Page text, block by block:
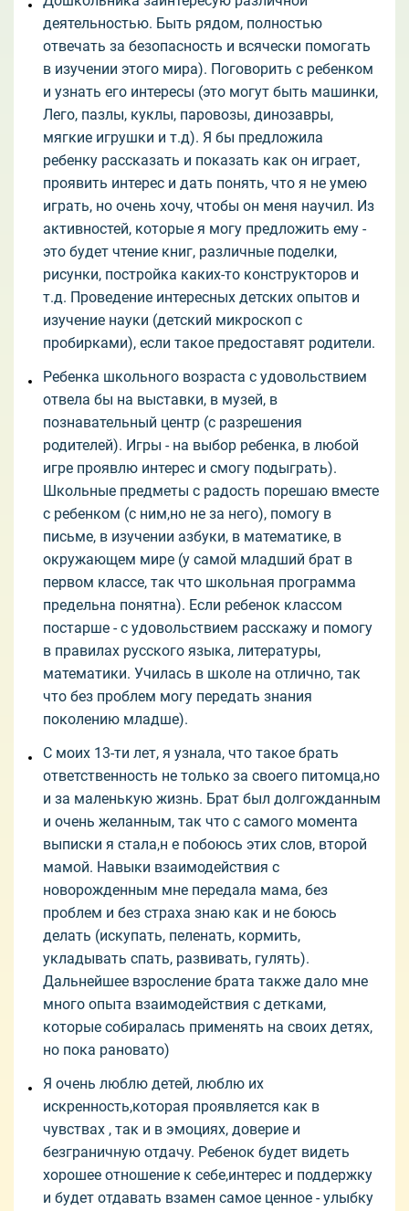
деятельностью. Быть рядом, полностью
отвечать за безопасность и всячески помогать
в изучении этого мира). Поговорить с ребенком
и узнать его интересы (это могут быть машинки,
Лего, пазлы, куклы, паровозы, динозавры,
мягкие игрушки и т.д). Я бы предложила
ребенку рассказать и показать как он играет,
проявить интерес и дать понять, что я не умею
играть, но очень хочу, чтобы он меня научил. Из
активностей, которые я могу предложить ему -
это будет чтение книг, различные поделки,
рисунки, постройка каких-то конструкторов и
т.д. Проведение интересных детских опытов и
изучение науки (детский микроскоп с
пробирками), если такое предоставят родители.
Ребенка школьного возраста с удовольствием
отвела бы на выставки, в музей, в
познавательный центр (с разрешения
родителей). Игры - на выбор ребенка, в любой
игре проявлю интерес и смогу подыграть).
Школьные предметы с радость порешаю вместе
с ребенком (с ним,но не за него), помогу в
письме, в изучении азбуки, в математике, в
окружающем мире (у самой младший брат в
первом классе, так что школьная программа
предельна понятна). Если ребенок классом
постарше - с удовольствием расскажу и помогу
в правилах русского языка, литературы,
математики. Училась в школе на отлично, так
что без проблем могу передать знания
поколению младше).
С моих 13-ти лет, я узнала, что такое брать
ответственность не только за своего питомца,но
и за маленькую жизнь. Брат был долгожданным
и очень желанным, так что с самого момента
выписки я стала,н е побоюсь этих слов, второй
мамой. Навыки взаимодействия с
новорожденным мне передала мама, без
проблем и без страха знаю как и не боюсь
делать (искупать, пеленать, кормить,
укладывать спать, развивать, гулять).
Дальнейшее взросление брата также дало мне
много опыта взаимодействия с детками,
которые собиралась применять на своих детях,
но пока рановато)
Я очень люблю детей, люблю их
искренность,которая проявляется как в
чувствах , так и в эмоциях, доверие и
безграничную отдачу. Ребенок будет видеть
хорошее отношение к себе,интерес и поддержку
и будет отдавать взамен самое ценное - улыбку